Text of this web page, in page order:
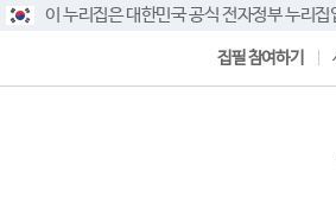
이 누리집은 대한민국 공식 전자정부 누리집
집필 참여하기